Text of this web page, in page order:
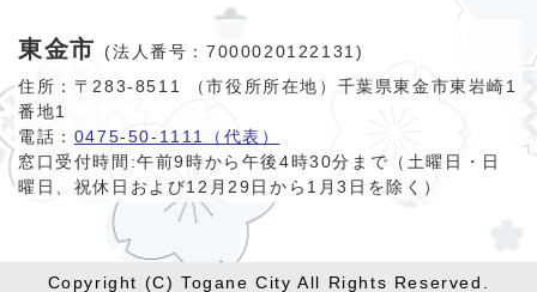
東金市
(法人番号：7000020122131)
住所：〒283-8511 （市役所所在地）千葉県東金市東岩崎1
番地1
電話： 0475-50-1111（代表）
窓口受付時間:午前9時から午後4時30分まで（土曜日・日
曜日、祝休日および12月29日から1月3日を除く）
Copyright (C) Togane City All Rights Reserved.